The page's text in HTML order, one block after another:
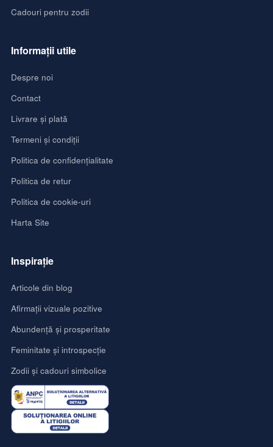
Cadouri pentru zodii
Informații utile
Despre noi
Contact
Livrare și plată
Termeni și condiții
Politica de confidențialitate
Politica de retur
Politica de cookie-uri
Harta Site
Inspirație
Articole din blog
Afirmații vizuale pozitive
Abundență și prosperitate
Feminitate și introspecție
Zodii și cadouri simbolice